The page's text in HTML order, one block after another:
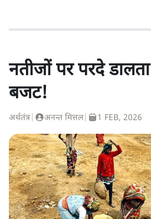
नतीजों पर परदे
बजट!
अर्थतंत्र अनन्त मित्तल| 1 FEB, 2026